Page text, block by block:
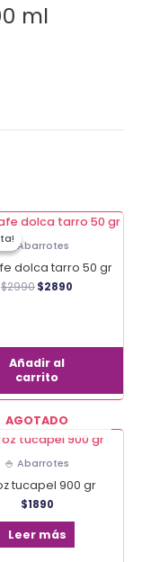
ml
🍚 Abarrotes
dolca tarro 50 gr
$2990
El
precio
original
$2990.
$2890
El
precio
$2890.
Añadir al
carrito
AGOTADO
🍚 Abarrotes
tucapel 900 gr
$1890
Leer más